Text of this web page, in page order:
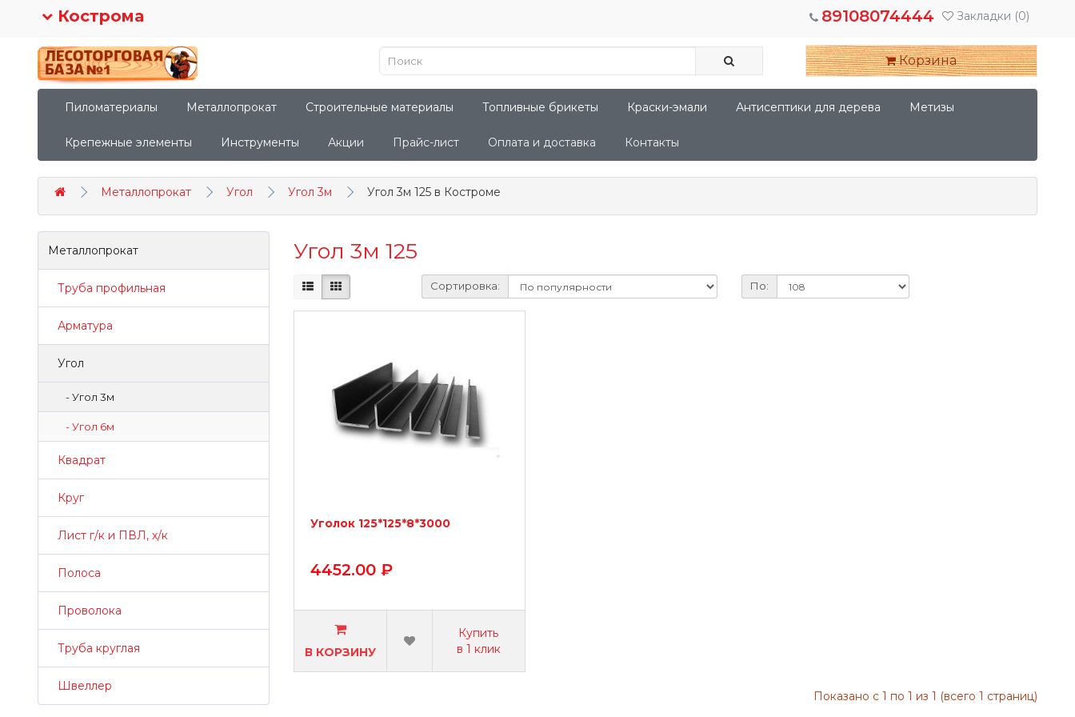
Кострома Закладки (0)
89108074444
Корзина
Пиломатериалы Металлопрокат Строительные материалы Топливные брикеты Краски-эмали Антисептики для дерева Метизы
Крепежные элементы Инструменты Акции Прайс-лист Оплата и доставка Контакты
Металлопрокат Угол Угол 3м Угол 3м 125 в Костроме
Металлопрокат
Труба профильная
Арматура
Угол
- Угол 3м
- Угол 6м
Квадрат
Круг
Лист г/к и ПВЛ, х/к
Полоса
Проволока
Труба круглая
Швеллер
Угол 3м 125
Сортировка: По:
Уголок 125*125*8*3000
4452.00 ₽
В КОРЗИНУ
Купить
в 1 клик
Показано с 1 по 1 из 1 (всего 1 страниц)